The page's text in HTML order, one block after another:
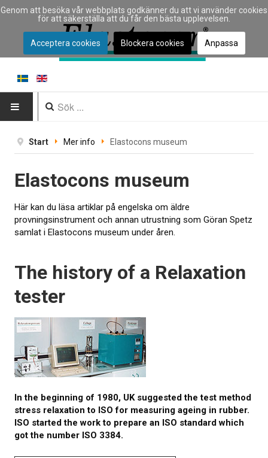
Typ av materialprovning
Tillämpningar
KALIBRERING
PROVNING
Provningsmetoder
MER INFO
Webbinarier om materialprovning
Presentationer från webbkonferens
Start Mer info Elastocons museum
Elastocons museum
Här kan du läsa artiklar på engelska om äldre
provningsinstrument och annan utrustning som Göran Spetz
samlat i Elastocons museum under åren.
The history of a Relaxation
tester
In the beginning of 1980, UK suggested the test method
stress relaxation to ISO for measuring ageing in rubber.
ISO started the work to prepare an ISO standard which
got the number ISO 3384.
Genom att besöka vår webbplats godkänner du att vi använder cookies
för att säkerställa att du får den bästa upplevelsen.
Acceptera cookies Blockera cookies Anpassa